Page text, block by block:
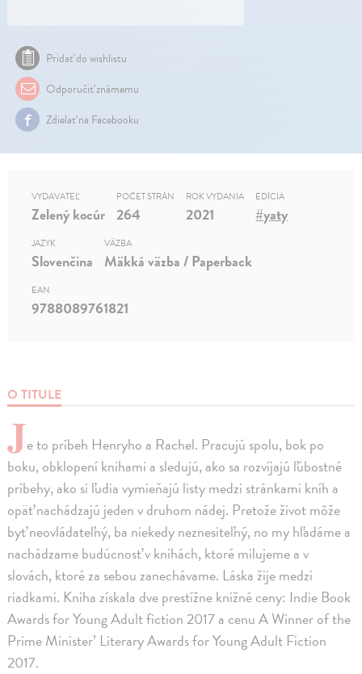
Pridať do wishlistu
Odporučiť známemu
Zdielať na Facebooku
O TITULE
Je to príbeh Henryho a Rachel. Pracujú spolu, bok po
boku, obklopení knihami a sledujú, ako sa rozvíjajú ľúbostné
príbehy, ako si ľudia vymieňajú listy medzi stránkami kníh a
opäť nachádzajú jeden v druhom nádej. Pretože život môže
byť neovládateľný, ba niekedy neznesiteľný, no my hľadáme a
nachádzame budúcnosť v knihách, ktoré milujeme a v
slovách, ktoré za sebou zanechávame. Láska žije medzi
riadkami. Kniha získala dve prestížne knižné ceny: Indie Book
Awards for Young Adult fiction 2017 a cenu A Winner of the
Prime Minister’ Literary Awards for Young Adult Fiction
2017.
VYDAVATEĽ
Zelený kocúr
POČET STRÁN
264
ROK VYDANIA
2021
EDÍCIA
#yaty
JAZYK
Slovenčina
VÄZBA
Mäkká väzba / Paperback
EAN
9788089761821